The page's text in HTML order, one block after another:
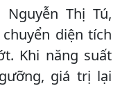
Thị Tú,
diện tích
Khi năng suất
giá trị lại